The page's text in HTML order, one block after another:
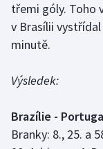
Gymnastika
Házená
Jezdectví
Judo
třemi góly. Toho
v Brasílii
minutě.
Výsledek:
Brazílie -
Branky: 8., 25. a